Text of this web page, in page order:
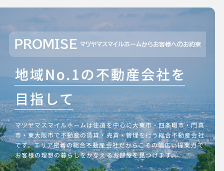
PROMISE マツヤマスマイルホームからお客様へのお約束
マツヤマスマイルホームは住道を中心に大東市・四条畷市・門真
市・東大阪市で不動産の賃貸・売買・管理を行う総合不動産会社
です。エリア密着の総合不動産会社だからこその幅広い提案力で
お客様の理想の暮らしをかなえるお部屋を見つけます。